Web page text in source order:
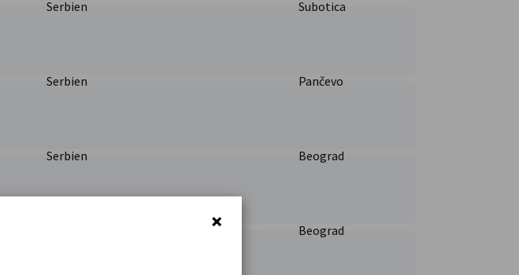
Serbien Subotica
Serbien Pančevo
Serbien Beograd
Beograd